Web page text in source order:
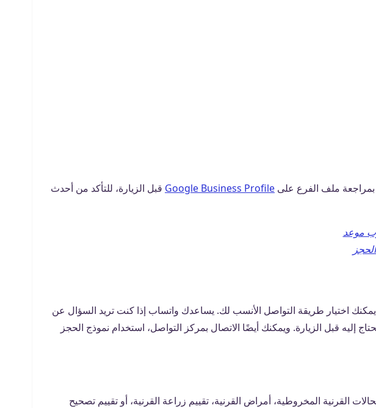
ملف الفرع على Google Business Profile قبل الزيارة، للتأكد من أحدث
موعد
اختيار طريقة التواصل الأنسب لك. يساعدك واتساب إذا كنت تريد السؤال عن
قبل الزيارة. ويمكنك أيضًا الاتصال بمركز التواصل، استخدام نموذج الحجز
القرنية المخروطية، أمراض القرنية، تقييم زراعة القرنية، أو تقييم تصحيح